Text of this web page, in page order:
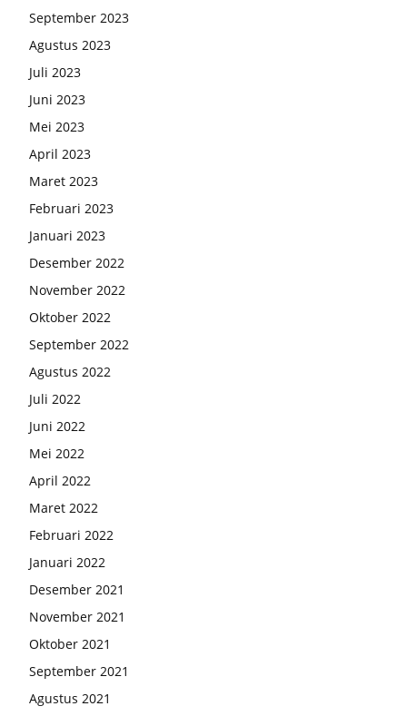
September 2023
Agustus 2023
Juli 2023
Juni 2023
Mei 2023
April 2023
Maret 2023
Februari 2023
Januari 2023
Desember 2022
November 2022
Oktober 2022
September 2022
Agustus 2022
Juli 2022
Juni 2022
Mei 2022
April 2022
Maret 2022
Februari 2022
Januari 2022
Desember 2021
November 2021
Oktober 2021
September 2021
Agustus 2021